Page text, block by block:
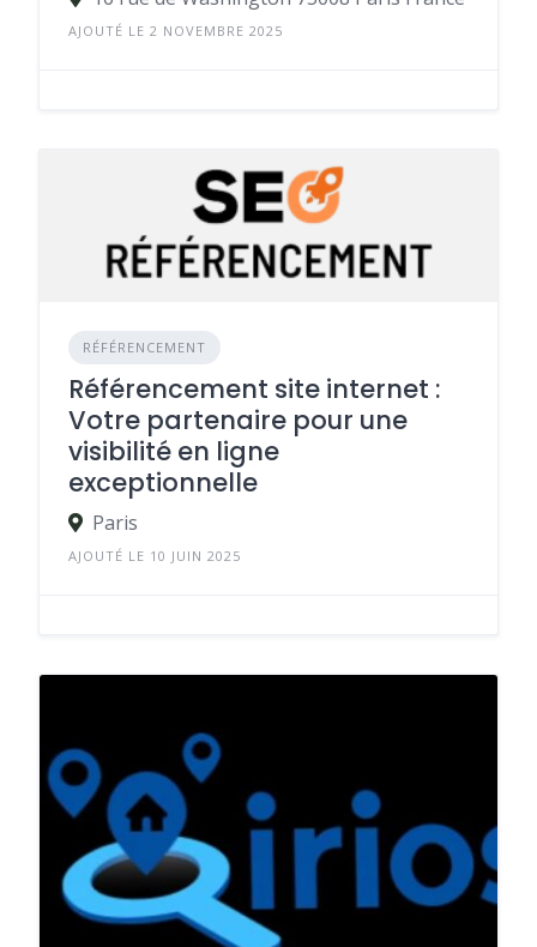
AJOUTÉ LE 2 NOVEMBRE 2025
RÉFÉRENCEMENT
Référencement site internet :
Votre partenaire pour une
visibilité en ligne
exceptionnelle
Paris
AJOUTÉ LE 10 JUIN 2025